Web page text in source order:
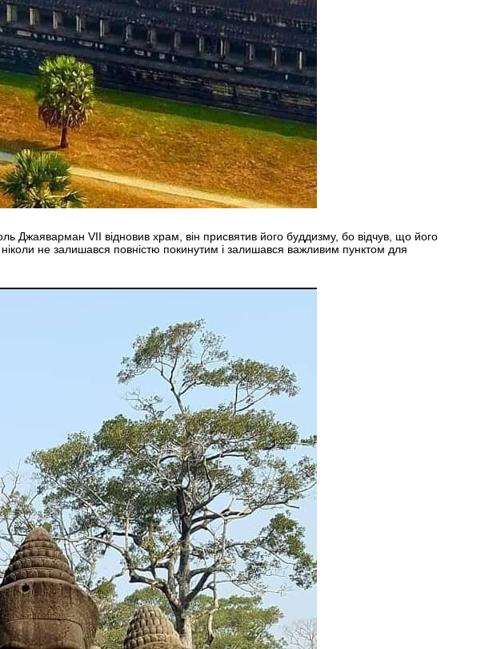
Джаяварман VII відновив храм, він присвятив його буддизму, бо відчув, що його
ніколи не залишався повністю покинутим і залишався важливим пунктом для